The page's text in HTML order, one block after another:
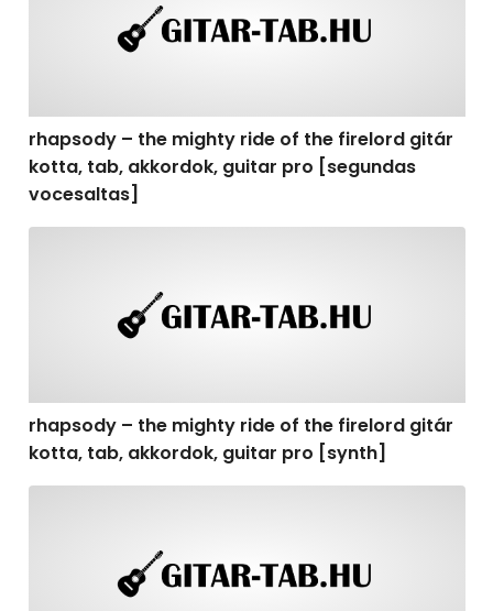
rhapsody – the mighty ride of the firelord gitár
kotta, tab, akkordok, guitar pro [segundas
vocesaltas]
rhapsody – the mighty ride of the firelord gitár
kotta, tab, akkordok, guitar pro [synth]